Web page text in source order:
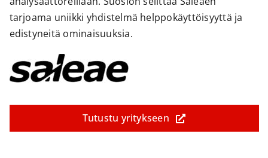
tarjoama uniikki yhdistelmä helppokäyttöisyyttä ja
edistyneitä ominaisuuksia.
Tutustu yritykseen